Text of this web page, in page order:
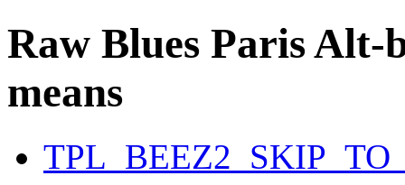
Raw Blues ParisAlt-
means